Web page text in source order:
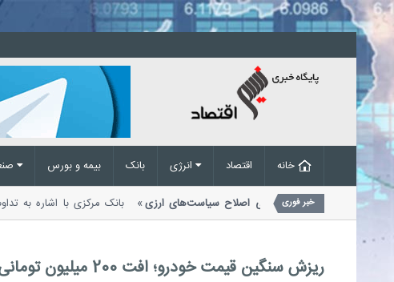
بیمه و بورس بانک اقتصاد
خبر فوری
حذف تقاضای غیرواقعی در پی اصلاح سیاست‌های ارزی
بانک مرکزی با
معاملات ارزی اعلام کرد که...
حمل
ریزش سنگین قیمت خودرو؛ افت 200 میلیون تومانی یک خودرو